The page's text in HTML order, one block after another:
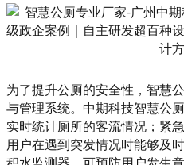
为了提升公厕的安全性，智慧
与管理系统。中期科技智慧公
实时统计厕所的客流情况；紧
用户在遇到突发情况时能够及